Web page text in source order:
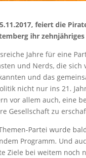
feiert die
ihr zehnjähriges
Jahre für eine
und Nerds, die sich
und das
nicht nur ins 21.
vor allem auch, eine
Gesellschaft zu
Partei wurde
Programm. Und
Ziele bei weitem noch